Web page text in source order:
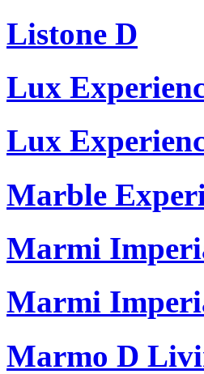
Listone D
Lux
Lux
Marble
Marmi
Marmi
Marmo D